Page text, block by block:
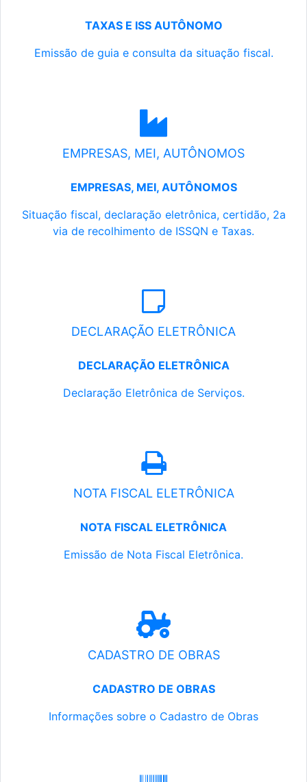
TAXAS E ISS AUTÔNOMO
Emissão de guia e consulta da situação fiscal.
EMPRESAS, MEI, AUTÔNOMOS
EMPRESAS, MEI, AUTÔNOMOS
Situação fiscal, declaração eletrônica, certidão, 2a
via de recolhimento de ISSQN e Taxas.
DECLARAÇÃO ELETRÔNICA
DECLARAÇÃO ELETRÔNICA
Declaração Eletrônica de Serviços.
NOTA FISCAL ELETRÔNICA
NOTA FISCAL ELETRÔNICA
Emissão de Nota Fiscal Eletrônica.
CADASTRO DE OBRAS
CADASTRO DE OBRAS
Informações sobre o Cadastro de Obras